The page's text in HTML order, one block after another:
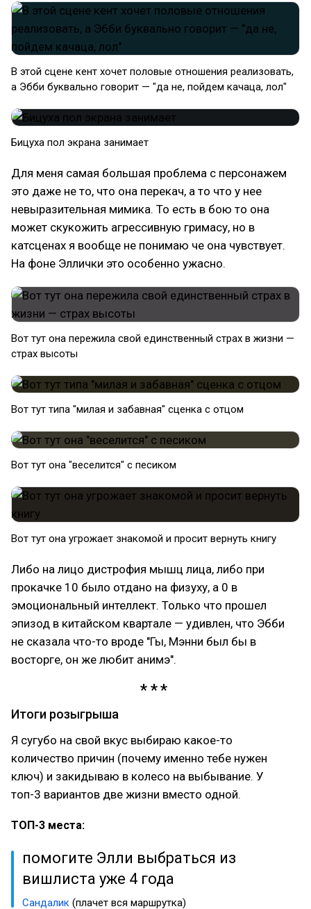
В этой сцене кент хочет половые отношения реализовать,
а Эбби буквально говорит — "да не, пойдем качаца, лол"
Бицуха пол экрана занимает
Для меня самая большая проблема с персонажем
это даже не то, что она перекач, а то что у нее
невыразительная мимика. То есть в бою то она
может скукожить агрессивную гримасу, но в
катсценах я вообще не понимаю че она чувствует.
На фоне Эллички это особенно ужасно.
Вот тут она пережила свой единственный страх в жизни —
страх высоты
Вот тут типа "милая и забавная" сценка с отцом
Вот тут она "веселится" с песиком
Вот тут она угрожает знакомой и просит вернуть книгу
Либо на лицо дистрофия мышц лица, либо при
прокачке 10 было отдано на физуху, а 0 в
эмоциональный интеллект. Только что прошел
эпизод в китайском квартале — удивлен, что Эбби
не сказала что-то вроде "Гы, Мэнни был бы в
восторге, он же любит анимэ".
Итоги розыгрыша
Я сугубо на свой вкус выбираю какое-то
количество причин (почему именно тебе нужен
ключ) и закидываю в колесо на выбывание. У
топ-3 вариантов две жизни вместо одной.
ТОП-3 места:
помогите Элли выбраться из
вишлиста уже 4 года
Сандалик (плачет вся маршрутка)